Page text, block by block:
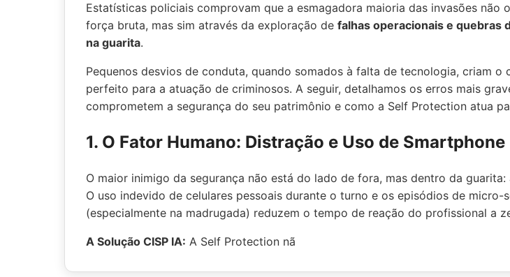
Estatísticas policiais comprovam que a esmagadora maioria das invasões não
força bruta, mas sim através da exploração de falhas operacionais e quebras
na guarita.
Pequenos desvios de conduta, quando somados à falta de tecnologia, criam o
perfeito para a atuação de criminosos. A seguir, detalhamos os erros mais
comprometem a segurança do seu patrimônio e como a Self Protection atua
1. O Fator Humano: Distração e Uso de Smartphone
O maior inimigo da segurança não está do lado de fora, mas dentro da guarita:
O uso indevido de celulares pessoais durante o turno e os episódios de micro-
(especialmente na madrugada) reduzem o tempo de reação do profissional a
A Solução CISP IA: A Self Protection nã